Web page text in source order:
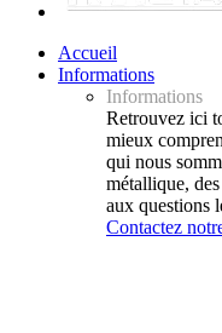
Accueil
Informations
Informations
Retrouvez ici
mieux
qui nous
métallique,
aux questions
Contactez